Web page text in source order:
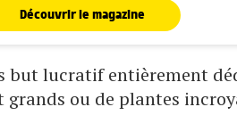
Découvrir le magazine
lucratif entièrement
ou de plantes